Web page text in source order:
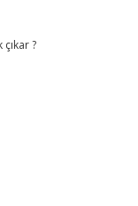
?